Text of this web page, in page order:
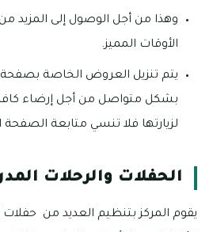
وهذا من أجل الوصول إلى المزيد
الأوقات المميز.
يتم تنزيل العروض الخاصة بصفحة
بشكل متواصل من أجل إرضاء
لزيارتها فلا تنسي متابعة
الحفلات والرحلات
يقوم المركز بتنظيم العديد من حفلات